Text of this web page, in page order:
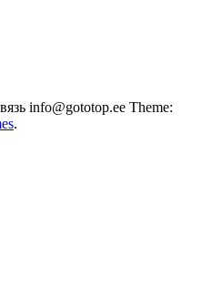
info@gototop.ee Theme:
.